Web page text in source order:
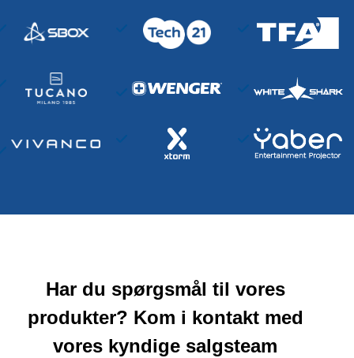
Har du spørgsmål til vores
produkter? Kom i kontakt med
vores kyndige salgsteam